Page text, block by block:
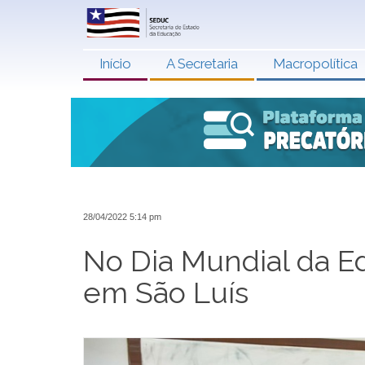
Início A Secretaria Macropolítica
28/04/2022 5:14 pm
No Dia Mundial da
em São Luís